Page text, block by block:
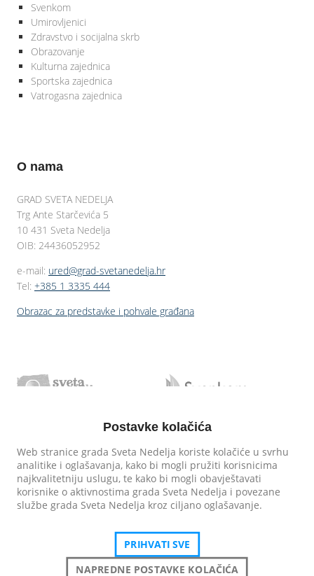
Svenkom
Umirovljenici
Zdravstvo i socijalna skrb
Obrazovanje
Kulturna zajednica
Sportska zajednica
Vatrogasna zajednica
O nama
GRAD SVETA NEDELJA
Trg Ante Starčevića 5
10 431 Sveta Nedelja
OIB: 24436052952
e-mail: ured@grad-svetanedelja.hr
Tel: +385 1 3335 444
Obrazac za predstavke i pohvale građana
Postavke kolačića
Web stranice grada Sveta Nedelja koriste kolačiće u svrhu
analitike i oglašavanja, kako bi mogli pružiti korisnicima
najkvalitetniju uslugu, te kako bi mogli obavještavati
korisnike o aktivnostima grada Sveta Nedelja i povezane
službe grada Sveta Nedelja kroz ciljano oglašavanje.
PRIHVATI SVE
NAPREDNE POSTAVKE KOLAČIĆA